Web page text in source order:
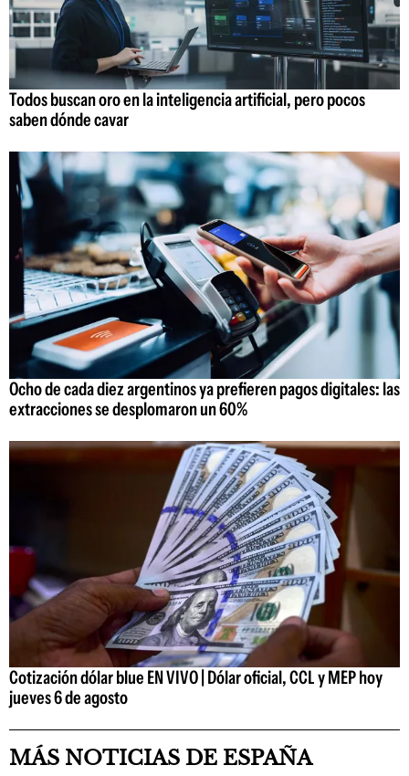
Todos buscan oro en la inteligencia artificial, pero pocos
saben dónde cavar
Ocho de cada diez argentinos ya prefieren pagos digitales: las
extracciones se desplomaron un 60%
Cotización dólar blue EN VIVO | Dólar oficial, CCL y MEP hoy
jueves 6 de agosto
MÁS NOTICIAS DE ESPAÑA